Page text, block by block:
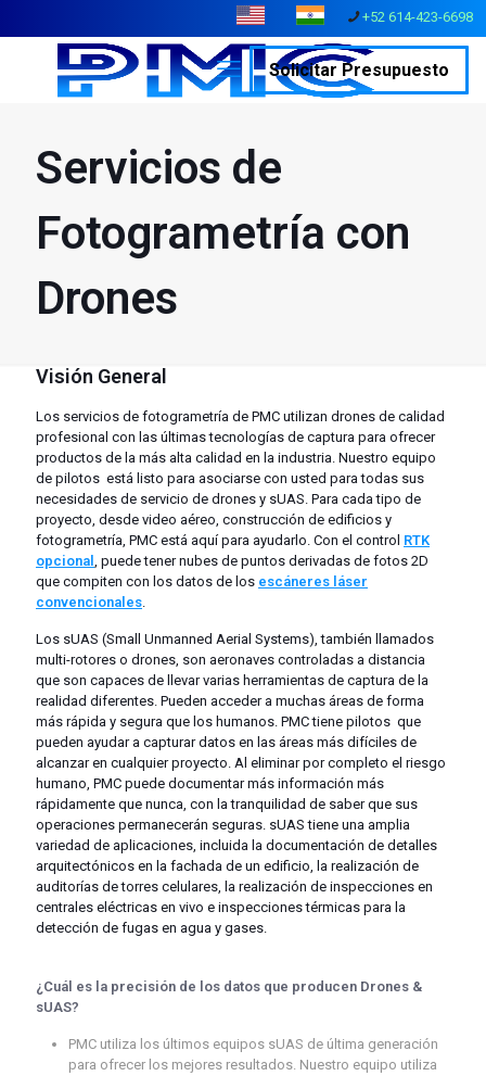
+52 614-423-6698
Solicitar Presupuesto
Servicios de
Fotogrametría con
Drones
Visión General
Los servicios de fotogrametría de PMC utilizan drones de calidad
profesional con las últimas tecnologías de captura para ofrecer
productos de la más alta calidad en la industria. Nuestro equipo
de pilotos está listo para asociarse con usted para todas sus
necesidades de servicio de drones y sUAS. Para cada tipo de
proyecto, desde video aéreo, construcción de edificios y
fotogrametría, PMC está aquí para ayudarlo. Con el control RTK
opcional , puede tener nubes de puntos derivadas de fotos 2D
que compiten con los datos de los escáneres láser
convencionales.
Los sUAS (Small Unmanned Aerial Systems), también llamados
multi-rotores o drones, son aeronaves controladas a distancia
que son capaces de llevar varias herramientas de captura de la
realidad diferentes. Pueden acceder a muchas áreas de forma
más rápida y segura que los humanos. PMC tiene pilotos que
pueden ayudar a capturar datos en las áreas más difíciles de
alcanzar en cualquier proyecto. Al eliminar por completo el riesgo
humano, PMC puede documentar más información más
rápidamente que nunca, con la tranquilidad de saber que sus
operaciones permanecerán seguras. sUAS tiene una amplia
variedad de aplicaciones, incluida la documentación de detalles
arquitectónicos en la fachada de un edificio, la realización de
auditorías de torres celulares, la realización de inspecciones en
centrales eléctricas en vivo e inspecciones térmicas para la
detección de fugas en agua y gases.
¿Cuál es la precisión de los datos que producen Drones &
sUAS?
PMC utiliza los últimos equipos sUAS de última generación
para ofrecer los mejores resultados. Nuestro equipo utiliza